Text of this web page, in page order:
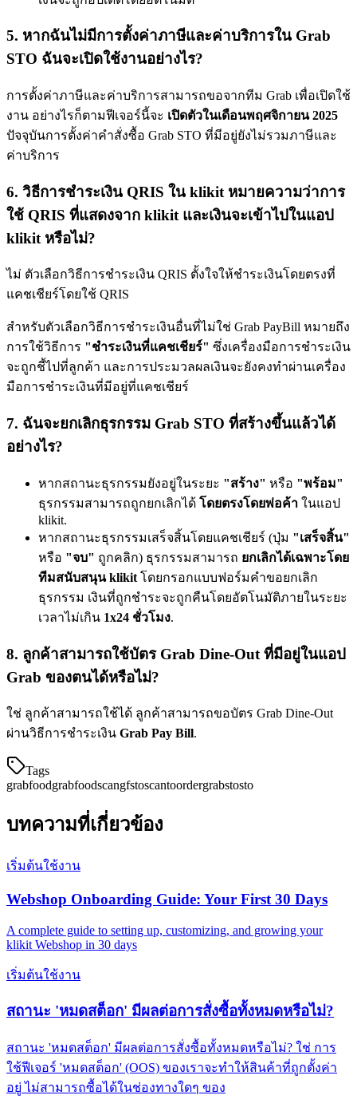
5. หากฉันไม่มีการตั้งค่าภาษีและค่าบริการใน Grab
STO ฉันจะเปิดใช้งานอย่างไร?
การตั้งค่าภาษีและค่าบริการสามารถขอจากทีม Grab เพื่อเปิดใช้
งาน อย่างไรก็ตามฟีเจอร์นี้จะ เปิดตัวในเดือนพฤศจิกายน 2025
ปัจจุบันการตั้งค่าคำสั่งซื้อ Grab STO ที่มีอยู่ยังไม่รวมภาษีและ
ค่าบริการ
6. วิธีการชำระเงิน QRIS ใน klikit หมายความว่าการ
ใช้ QRIS ที่แสดงจาก klikit และเงินจะเข้าไปในแอป
klikit หรือไม่?
ไม่ ตัวเลือกวิธีการชำระเงิน QRIS ตั้งใจให้ชำระเงินโดยตรงที่
แคชเชียร์โดยใช้ QRIS
สำหรับตัวเลือกวิธีการชำระเงินอื่นที่ไม่ใช่ Grab PayBill หมายถึง
การใช้วิธีการ "ชำระเงินที่แคชเชียร์" ซึ่งเครื่องมือการชำระเงิน
จะถูกชี้ไปที่ลูกค้า และการประมวลผลเงินจะยังคงทำผ่านเครื่อง
มือการชำระเงินที่มีอยู่ที่แคชเชียร์
7. ฉันจะยกเลิกธุรกรรม Grab STO ที่สร้างขึ้นแล้วได้
อย่างไร?
หากสถานะธุรกรรมยังอยู่ในระยะ "สร้าง" หรือ "พร้อม"
ธุรกรรมสามารถถูกยกเลิกได้ โดยตรงโดยพ่อค้า ในแอป
klikit.
หากสถานะธุรกรรมเสร็จสิ้นโดยแคชเชียร์ (ปุ่ม "เสร็จสิ้น"
หรือ "จบ" ถูกคลิก) ธุรกรรมสามารถ ยกเลิกได้เฉพาะโดย
ทีมสนับสนุน klikit โดยกรอกแบบฟอร์มคำขอยกเลิก
ธุรกรรม เงินที่ถูกชำระจะถูกคืนโดยอัตโนมัติภายในระยะ
เวลาไม่เกิน 1x24 ชั่วโมง.
8. ลูกค้าสามารถใช้บัตร Grab Dine-Out ที่มีอยู่ในแอป
Grab ของตนได้หรือไม่?
ใช่ ลูกค้าสามารถใช้ได้ ลูกค้าสามารถขอบัตร Grab Dine-Out
ผ่านวิธีการชำระเงิน Grab Pay Bill.
Tags
grabfoodgrabfoodscangfstoscantoordergrabstosto
บทความที่เกี่ยวข้อง
เริ่มต้นใช้งาน
Webshop Onboarding Guide: Your First 30 Days
A complete guide to setting up, customizing, and growing your
klikit Webshop in 30 days
เริ่มต้นใช้งาน
สถานะ 'หมดสต็อก' มีผลต่อการสั่งซื้อทั้งหมดหรือไม่?
สถานะ 'หมดสต็อก' มีผลต่อการสั่งซื้อทั้งหมดหรือไม่? ใช่ การ
ใช้ฟีเจอร์ 'หมดสต็อก' (OOS) ของเราจะทำให้สินค้าที่ถูกตั้งค่า
อยู่ ไม่สามารถซื้อได้ในช่องทางใดๆ ของ